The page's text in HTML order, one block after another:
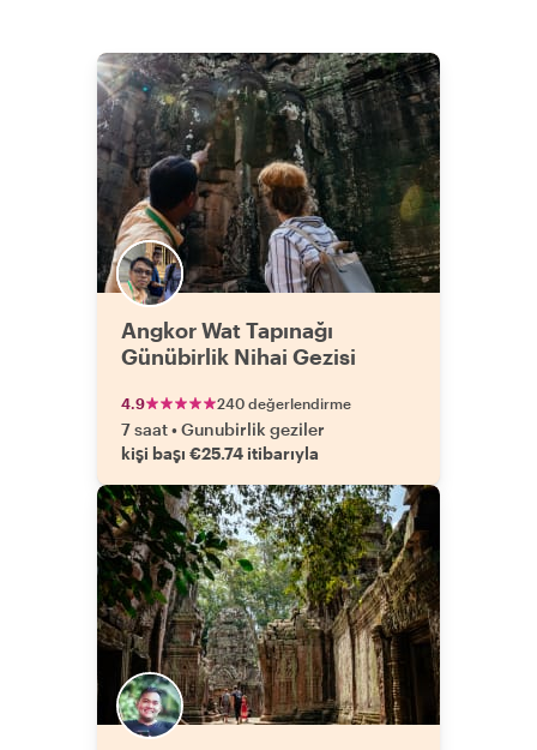
Angkor Wat Tapınağı
Günübirlik Nihai Gezisi
4.9 240 değerlendirme
7 saat•Gunubirlik geziler
kişi başı €25.74 itibarıyla